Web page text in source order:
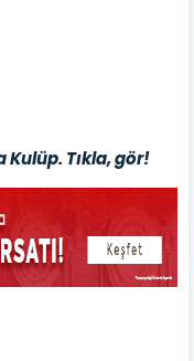
Kulüp. Tıkla, gör!